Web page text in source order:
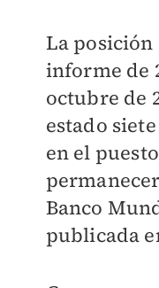
La posición
informe de
octubre de
estado
en el
Banco
publicada